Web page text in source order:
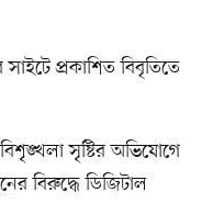
প্রকাশিত বিবৃতিতে
সৃষ্টির অভিযোগে
বিরুদ্ধে ডিজিটাল